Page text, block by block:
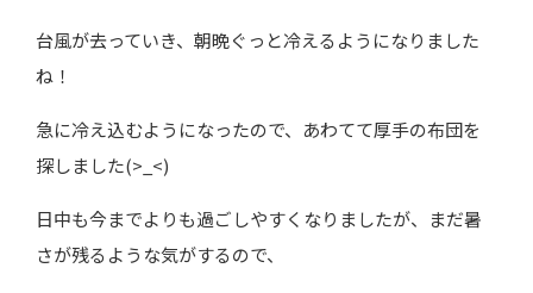
台風が去っていき、朝晩ぐっと冷えるようになりました
ね！
急に冷え込むようになったので、あわてて厚手の布団を
探しました(>_<)
日中も今までよりも過ごしやすくなりましたが、まだ暑
さが残るような気がするので、